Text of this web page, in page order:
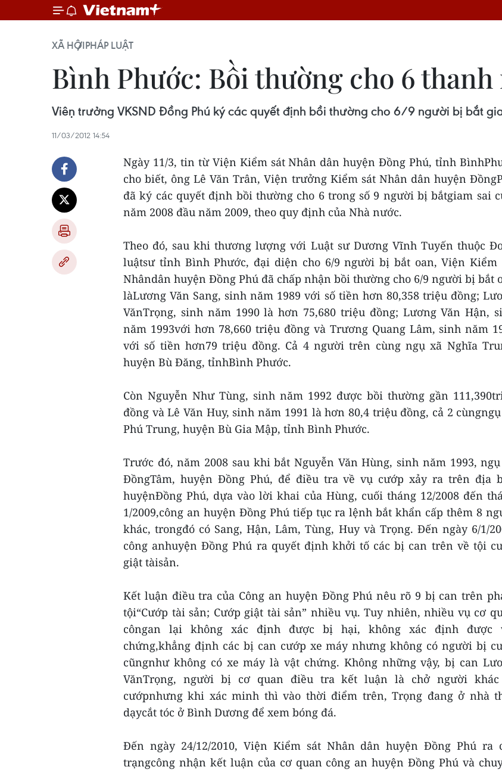
XÃ HỘIPHÁP LUẬT
Bình Phước: Bồi thường cho 6
Viện trưởng VKSND Đồng Phú ký các quyết định bồi thường cho 6/9 người bị bắt
11/03/2012 14:54
Ngày 11/3, tin từ Viện Kiểm sát Nhân dân huyện Đồng Phú, tỉnh
cho biết, ông Lê Văn Trân, Viện trưởng Kiểm sát Nhân dân huyện
đã ký các quyết định bồi thường cho 6 trong số 9 người bị bắtgiam sai
năm 2008 đầu năm 2009, theo quy định của Nhà nước.
Theo đó, sau khi thương lượng với Luật sư Dương Vĩnh Tuyến thuộc
luậtsư tỉnh Bình Phước, đại diện cho 6/9 người bị bắt oan, Viện Kiểm
Nhândân huyện Đồng Phú đã chấp nhận bồi thường cho 6/9 người bị bắt
làLương Văn Sang, sinh năm 1989 với số tiền hơn 80,358 triệu đồng;
VănTrọng, sinh năm 1990 là hơn 75,680 triệu đồng; Lương Văn Hận,
năm 1993với hơn 78,660 triệu đồng và Trương Quang Lâm, sinh năm
với số tiền hơn79 triệu đồng. Cả 4 người trên cùng ngụ xã Nghĩa
huyện Bù Đăng, tỉnhBình Phước.
Còn Nguyễn Như Tùng, sinh năm 1992 được bồi thường gần
đồng và Lê Văn Huy, sinh năm 1991 là hơn 80,4 triệu đồng, cả 2
Phú Trung, huyện Bù Gia Mập, tỉnh Bình Phước.
Trước đó, năm 2008 sau khi bắt Nguyễn Văn Hùng, sinh năm 1993,
ĐồngTâm, huyện Đồng Phú, để điều tra về vụ cướp xảy ra trên địa
huyệnĐồng Phú, dựa vào lời khai của Hùng, cuối tháng 12/2008 đến
1/2009,công an huyện Đồng Phú tiếp tục ra lệnh bắt khẩn cấp thêm 8
khác, trongđó có Sang, Hận, Lâm, Tùng, Huy và Trọng. Đến ngày 6/1/
công anhuyện Đồng Phú ra quyết định khởi tố các bị can trên về tội
giật tàisản.
Kết luận điều tra của Công an huyện Đồng Phú nêu rõ 9 bị can trên
tội“Cướp tài sản; Cướp giật tài sản” nhiều vụ. Tuy nhiên, nhiều vụ cơ
côngan lại không xác định được bị hại, không xác định được
chứng,khẳng định các bị can cướp xe máy nhưng không có người bị
cũngnhư không có xe máy là vật chứng. Không những vậy, bị can
VănTrọng, người bị cơ quan điều tra kết luận là chở người
cướpnhưng khi xác minh thì vào thời điểm trên, Trọng đang ở nhà
dạycắt tóc ở Bình Dương để xem bóng đá.
Đến ngày 24/12/2010, Viện Kiểm sát Nhân dân huyện Đồng Phú ra
trạngcông nhận kết luận của cơ quan công an huyện Đồng Phú và